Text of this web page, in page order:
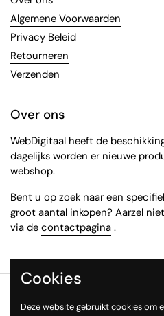
Algemene Voorwaarden
Privacy Beleid
Retourneren
Verzenden
Over ons
WebDigitaal heeft de
dagelijks worden er nieuwe
webshop.
Bent u op zoek naar een
groot aantal inkopen? Aarzel
via de contactpagina .
Cookies
Deze website gebruikt cookies om